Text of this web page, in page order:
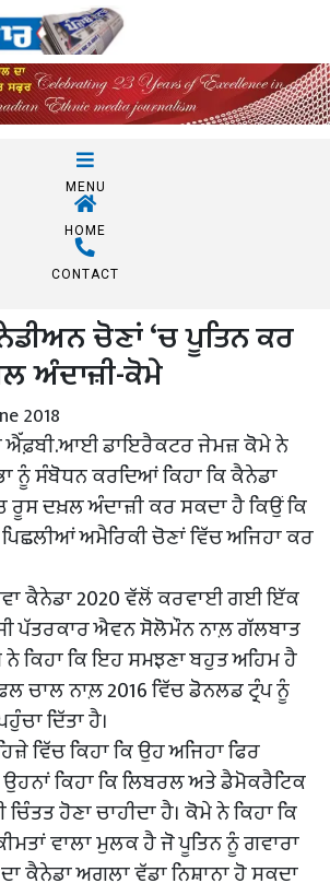
MENU
HOME
CONTACT
ਚੋਣਾਂ ‘ਚ ਪੂਤਿਨ ਕਰ
ਅੰਦਾਜ਼ੀ-ਕੋਮੇ
2018
ਐੱਫ਼ਬੀ.ਆਈ ਡਾਇਰੈਕਟਰ ਜੇਮਜ਼ ਕੋਮੇ ਨੇ
ਨੂੰ ਸੰਬੋਧਨ ਕਰਦਿਆਂ ਕਿਹਾ ਕਿ ਕੈਨੇਡਾ
ਦਖ਼ਲ ਅੰਦਾਜ਼ੀ ਕਰ ਸਕਦਾ ਹੈ ਕਿਉਂ ਕਿ
ਅਮੈਰਿਕੀ ਚੋਣਾਂ ਵਿੱਚ ਅਜਿਹਾ ਕਰ
ਕੈਨੇਡਾ 2020 ਵੱਲੋਂ ਕਰਵਾਈ ਗਈ ਇੱਕ
ਪੱਤਰਕਾਰ ਐਵਨ ਸੋਲੋਮੌਨ ਨਾਲ਼ ਗੱਲਬਾਤ
ਕਿਹਾ ਕਿ ਇਹ ਸਮਝਣਾ ਬਹੁਤ ਅਹਿਮ ਹੈ
ਚਾਲ ਨਾਲ਼ 2016 ਵਿੱਚ ਡੋਨਲਡ ਟ੍ਰੰਪ ਨੂੰ
ਦਿੱਤਾ ਹੈ।
ਵਿੱਚ ਕਿਹਾ ਕਿ ਉਹ ਅਜਿਹਾ ਫਿਰ
ਕਿਹਾ ਕਿ ਲਿਬਰਲ ਅਤੇ ਡੈਮੋਕਰੈਟਿਕ
ਹੋਣਾ ਚਾਹੀਦਾ ਹੈ। ਕੋਮੇ ਨੇ ਕਿਹਾ ਕਿ
ਵਾਲਾ ਮੁਲਕ ਹੈ ਜੋ ਪੂਤਿਨ ਨੂੰ ਗਵਾਰਾ
ਕੈਨੇਡਾ ਅਗਲਾ ਵੱਡਾ ਨਿਸ਼ਾਨਾ ਹੋ ਸਕਦਾ